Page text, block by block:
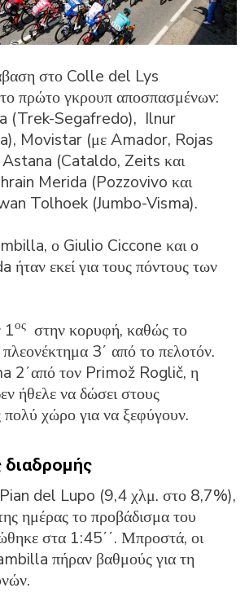
στο Colle del Lys
πρώτο γκρουπ αποσπασμένων:
(Trek-Segafredo), Ilnur
Movistar (με Amador, Rojas
(Cataldo, Zeits και
Merida (Pozzovivo και
Tolhoek (Jumbo-Visma).
ο Giulio Ciccone και ο
εκεί για τους πόντους των
1ος στην κορυφή, καθώς το
3΄ από το πελοτόν.
2΄από τον Primož Roglič, η
ήθελε να δώσει στους
χώρο για να ξεφύγουν.
διαδρομής
del Lupo (9,4 χλμ. στο 8,7%),
ημέρας το προβάδισμα του
στα 1:45΄΄. Μπροστά, οι
πήραν βαθμούς για τη